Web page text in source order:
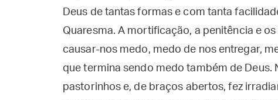
Deus de tantas formas e com tanta
Quaresma. A mortificação, a penitência e
causar-nos medo, medo de nos entregar,
que termina sendo medo também de Deus.
pastorinhos e, de braços abertos, fez